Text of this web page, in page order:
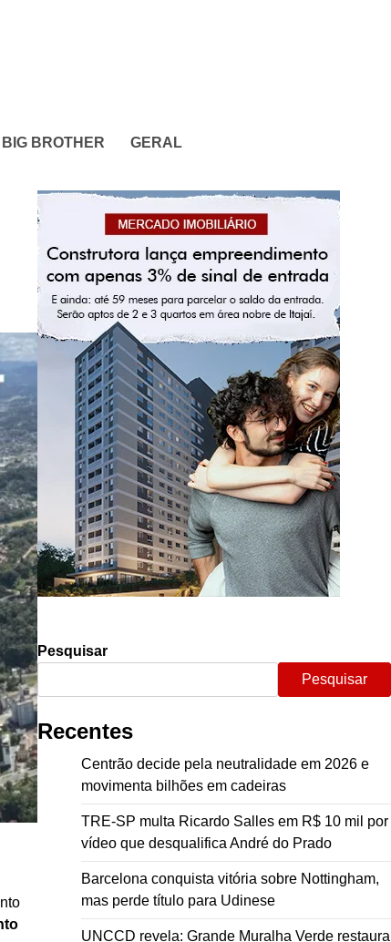
BIG BROTHER GERAL
Pesquisar
Pesquisar
Recentes
Centrão decide pela neutralidade em 2026 e
movimenta bilhões em cadeiras
TRE-SP multa Ricardo Salles em R$ 10 mil por
vídeo que desqualifica André do Prado
Barcelona conquista vitória sobre Nottingham,
mas perde título para Udinese
UNCCD revela: Grande Muralha Verde restaura